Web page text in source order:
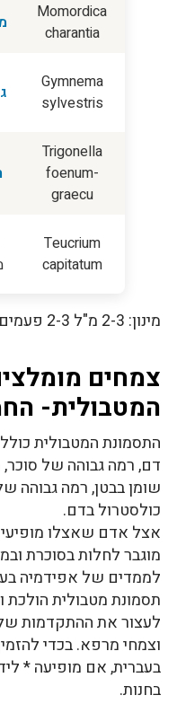
Momordica
charantia
Gymnema
sylvestris
Trigonella
foenum-
graecu
Teucrium
capitatum
מינון: 2-3 מ"ל 2-3 פעמים ביום.
צמחים
המטבולית-
התסמונת המטבולית
דם, רמה גבוהה של סוכר,
שומן בבטן, רמה גבוהה
כולסטרול בדם.
אצל אדם שאצלו
מוגבר לחלות בסוכרת
לממדים של אפידמיה
תסמונת מטבולית
לעצור את ההתקדמות
וצמחי מרפא. בכדי
בעברית, אם מופיעה *
בחנות.